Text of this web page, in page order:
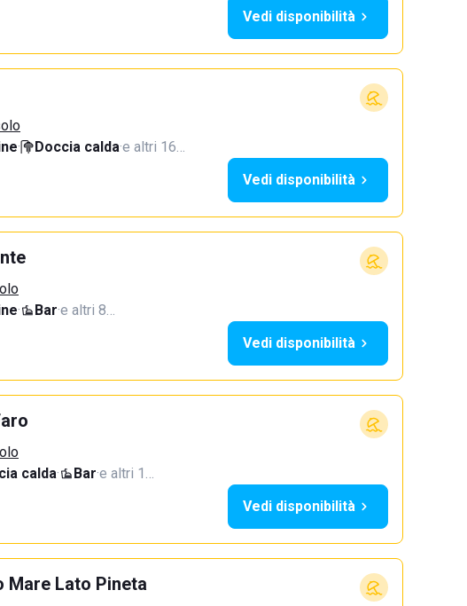
Vedi disponibilità
· Doccia calda·e altri 16…
Vedi disponibilità
· Bar·e altri 8…
Vedi disponibilità
calda· Bar·e altri 1…
Vedi disponibilità
Mare Lato Pineta